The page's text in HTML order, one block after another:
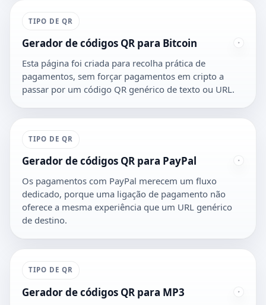
TIPO DE QR
Gerador de códigos QR para Bitcoin
Esta página foi criada para recolha prática de
pagamentos, sem forçar pagamentos em cripto a
passar por um código QR genérico de texto ou URL.
TIPO DE QR
Gerador de códigos QR para PayPal
Os pagamentos com PayPal merecem um fluxo
dedicado, porque uma ligação de pagamento não
oferece a mesma experiência que um URL genérico
de destino.
TIPO DE QR
Gerador de códigos QR para MP3